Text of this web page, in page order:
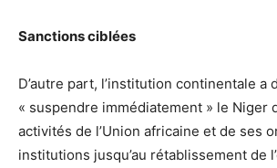
Sanctions ciblées
D’autre part, l’institution continentale a
« suspendre immédiatement » le Niger
activités de l’Union africaine et de ses
institutions jusqu’au rétablissement de